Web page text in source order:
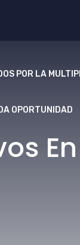
POR LA
OPORTUNIDAD